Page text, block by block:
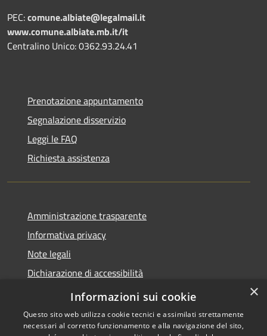
PEC:comune.albiate@legalmail.it
www.comune.albiate.mb.it/it
Centralino Unico: 0362.93.24.41
Prenotazione appuntamento
Segnalazione disservizio
Leggi le FAQ
Richiesta assistenza
Amministrazione trasparente
Informativa privacy
Note legali
Dichiarazione di accessibilità
Obbietivi di accessibilità
×
Informazioni sui cookie
Questo sito web utilizza cookie tecnici e assimilati strettamente
necessari al corretto funzionamento e alla navigazione del sito,